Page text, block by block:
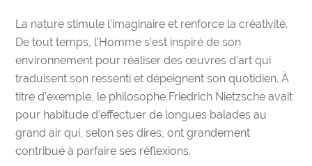
La nature stimule l’imaginaire et renforce la créativité.
De tout temps, l’Homme s’est inspiré de son
environnement pour réaliser des œuvres d’art qui
traduisent son ressenti et dépeignent son quotidien. À
titre d’exemple, le philosophe Friedrich Nietzsche avait
pour habitude d’effectuer de longues balades au
grand air qui, selon ses dires, ont grandement
contribué à parfaire ses réflexions.